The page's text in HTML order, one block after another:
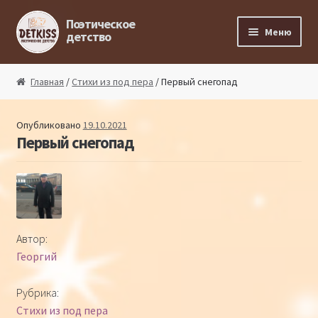
Перейти к навигации
Перейти к содержимому
Поэтическое
детство Меню
Поэтический ликбез
Поэтический блог
Стихи для малышей
Детская философия
Главная /Стихи из под пера / Первый снегопад
Опубликовано 19.10.2021
Первый снегопад
Автор:
Георгий
Рубрика:
Стихи из под пера